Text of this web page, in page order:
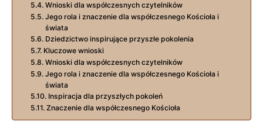
Wnioski dla współczesnych czytelników
Jego rola i znaczenie dla współczesnego Kościoła i
świata
Dziedzictwo inspirujące przyszłe pokolenia
Kluczowe wnioski
Wnioski dla współczesnych czytelników
Jego rola i znaczenie dla współczesnego Kościoła i
świata
Inspiracja dla przyszłych pokoleń
Znaczenie dla współczesnego Kościoła